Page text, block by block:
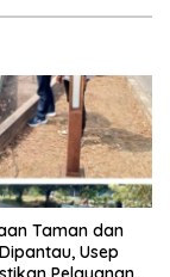
Taman dan
Usep